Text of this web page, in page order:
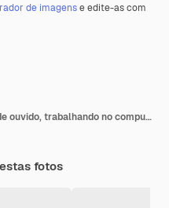
de imagense edite-as com
Mulher jovem usando fones de ouvido, trabalhando no computador, ela respondendo a ligações em uma central de atendimento médica
fotos